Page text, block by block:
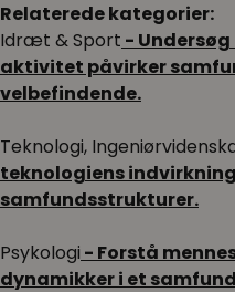
Relaterede kategorier:
Idræt & Sport -
aktivitet påvirker
velbefindende.
Teknologi,
teknologiens
samfundsstrukturer.
Psykologi - Forstå
dynamikker i et